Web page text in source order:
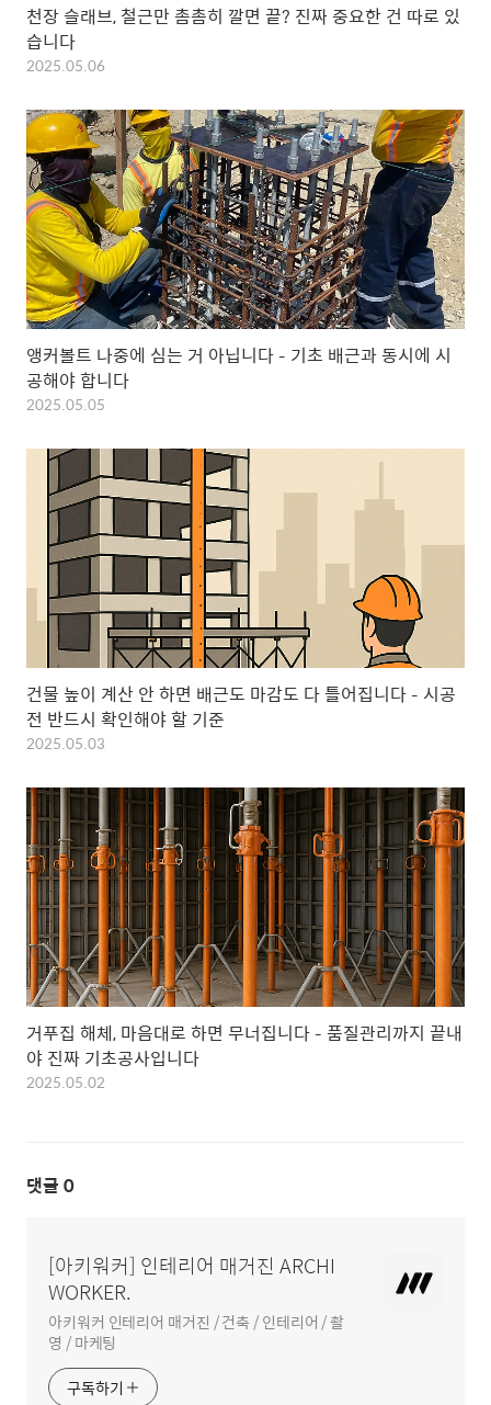
천장 슬래브, 철근만 촘촘히 깔면 끝? 진짜 중요한 건 따로 있
습니다
2025.05.06
앵커볼트 나중에 심는 거 아닙니다 – 기초 배근과 동시에 시
공해야 합니다
2025.05.05
건물 높이 계산 안 하면 배근도 마감도 다 틀어집니다 – 시공
전 반드시 확인해야 할 기준
2025.05.03
거푸집 해체, 마음대로 하면 무너집니다 – 품질관리까지 끝내
야 진짜 기초공사입니다
2025.05.02
댓글 0
[아키워커] 인테리어 매거진 ARCHI
WORKER.
아키워커 인테리어 매거진 / 건축 / 인테리어 / 촬
영 / 마케팅
구독하기